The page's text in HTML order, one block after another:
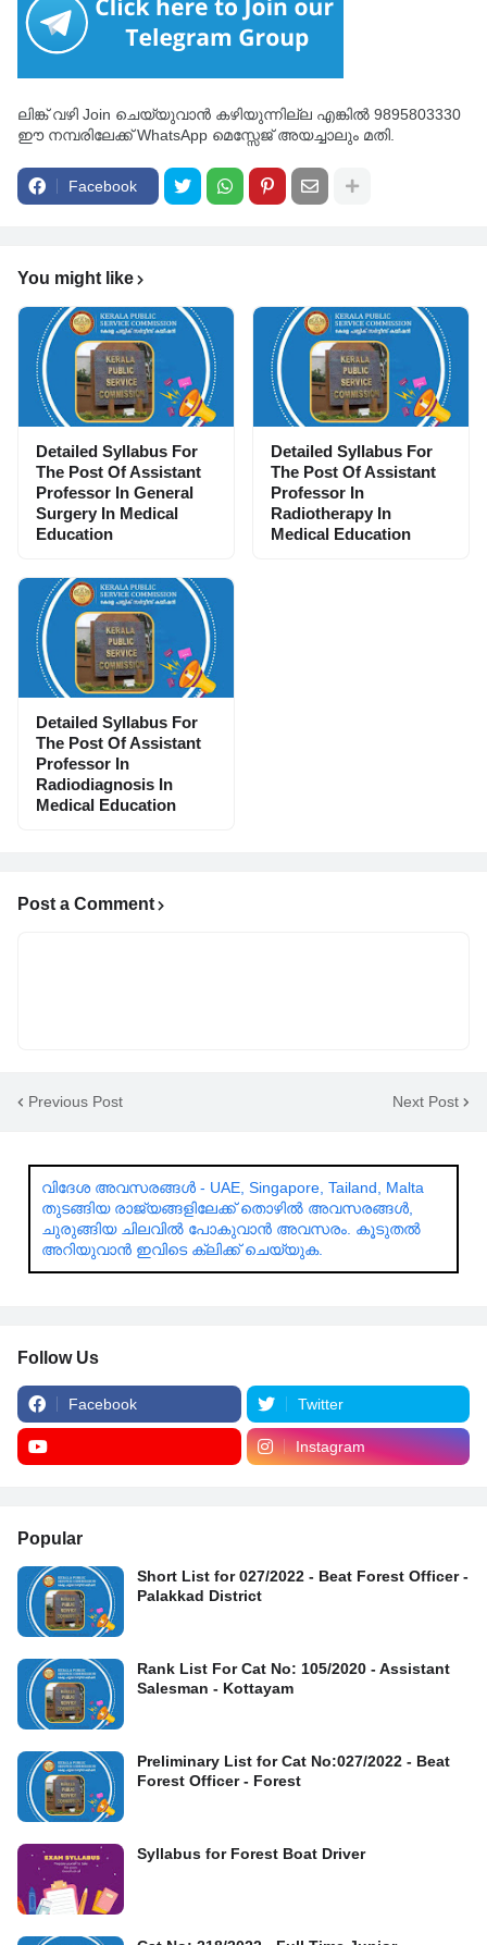
ലിങ്ക് വഴി Join ചെയ്യുവാൻ കഴിയുന്നില്ല എങ്കിൽ 9895803330
ഈ നമ്പരിലേക്ക് WhatsApp മെസ്സേജ് അയച്ചാലും മതി.
Facebook
You might like
Detailed Syllabus For
The Post Of Assistant
Professor In General
Surgery In Medical
Education
Detailed Syllabus For
The Post Of Assistant
Professor In
Radiotherapy In
Medical Education
Detailed Syllabus For
The Post Of Assistant
Professor In
Radiodiagnosis In
Medical Education
Post a Comment
Previous Post Next Post
വിദേശ അവസരങ്ങൾ - UAE, Singapore, Tailand, Malta
തുടങ്ങിയ രാജ്യങ്ങളിലേക്ക് തൊഴിൽ അവസരങ്ങൾ,
ചുരുങ്ങിയ ചിലവിൽ പോകുവാൻ അവസരം. കൂടുതൽ
അറിയുവാൻ ഇവിടെ ക്ലിക്ക് ചെയ്യുക.
Follow Us
Facebook Twitter
Instagram
Popular
Short List for 027/2022 - Beat Forest Officer -
Palakkad District
Rank List For Cat No: 105/2020 - Assistant
Salesman - Kottayam
Preliminary List for Cat No:027/2022 - Beat
Forest Officer - Forest
Syllabus for Forest Boat Driver